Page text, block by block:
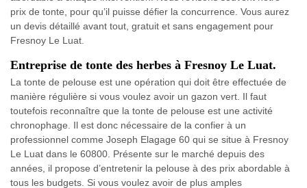
prix de tonte, pour qu’il puisse défier la concurrence. Vous aurez
un devis détaillé avant tout, gratuit et sans engagement pour
Fresnoy Le Luat.
Entreprise de tonte des herbes à Fresnoy Le Luat.
La tonte de pelouse est une opération qui doit être effectuée de
manière régulière si vous voulez avoir un gazon vert. Il faut
toutefois reconnaître que la tonte de pelouse est une activité
chronophage. Il est donc nécessaire de la confier à un
professionnel comme Joseph Elagage 60 qui se situe à Fresnoy
Le Luat dans le 60800. Présente sur le marché depuis des
années, il propose d’entretenir la pelouse à des prix abordable à
tous les budgets. Si vous voulez avoir de plus amples